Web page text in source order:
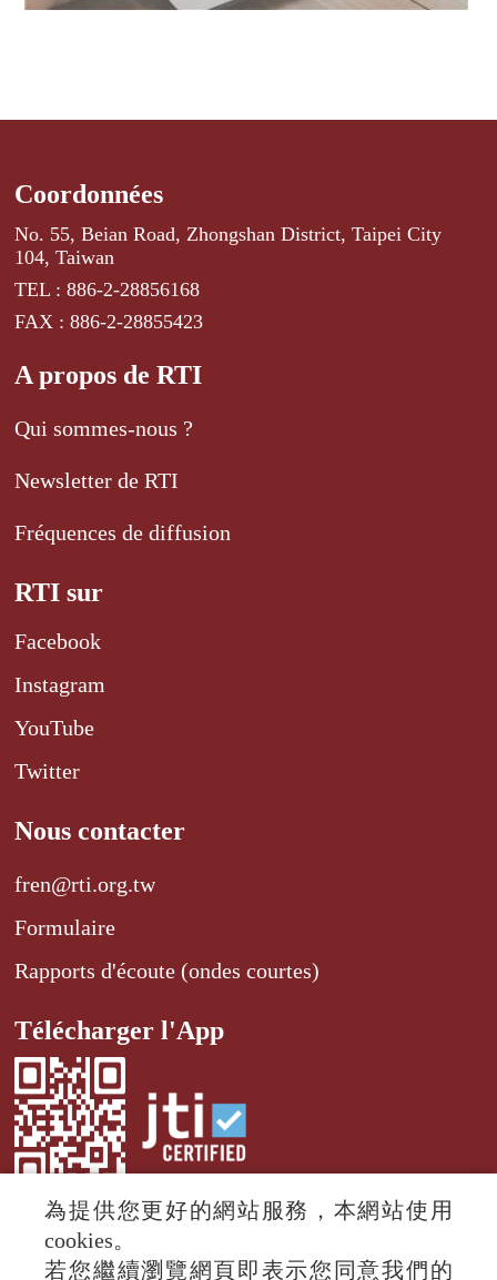
Coordonnées
No. 55, Beian Road, Zhongshan District, Taipei City
104, Taiwan
TEL : 886-2-28856168
FAX : 886-2-28855423
A propos de RTI
Qui sommes-nous ?
Newsletter de RTI
Fréquences de diffusion
RTI sur
Facebook
Instagram
YouTube
Twitter
Nous contacter
fren@rti.org.tw
Formulaire
Rapports d'écoute (ondes courtes)
Télécharger l'App
為提供您更好的網站服務，本網站使用
cookies。
若您繼續瀏覽網頁即表示您同意我們的